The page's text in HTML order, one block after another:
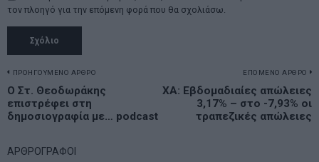
τον πλοηγό για την επόμενη φορά που θα σχολιάσω.
Πλοήγηση
άρθρων
ΠΡΟΗΓΟΥΜΕΝΟ ΑΡΘΡΟ
Previous
post:
Ο Στ. Θεοδωράκης
επιστρέφει στη
δημοσιογραφία με… podcast
ΕΠΟΜΕΝΟ ΑΡΘΡΟ
ΧΑ: Εβδομαδιαίες απώλειες
3,17% – στο -7,93% οι
τραπεζικές απώλειες
ΑΡΘΡΟΓΡΑΦΟΙ